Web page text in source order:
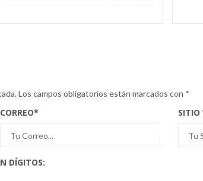
Los campos obligatorios están marcados con *
CORREO* SITIO
DÍGITOS: